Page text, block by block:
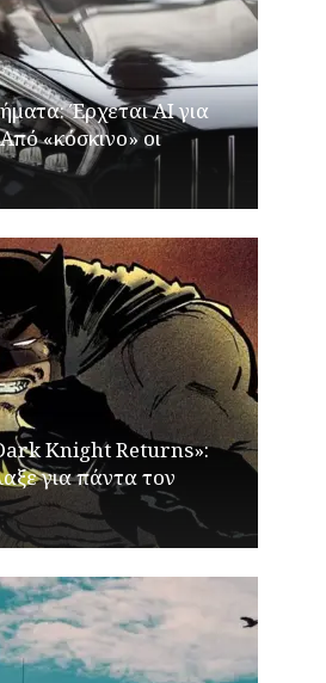
Έρχεται ΑΙ για
«κόσκινο» οι
Knight Returns»:
για πάντα τον